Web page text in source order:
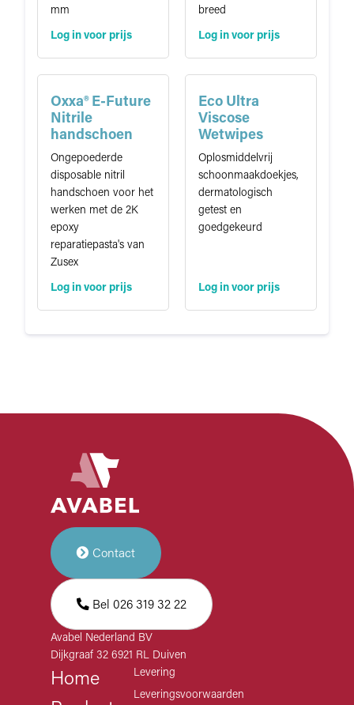
mm
Log in voor prijs
breed
Log in voor prijs
Oxxa® E-Future
Nitrile
handschoen
Ongepoederde
disposable nitril
handschoen voor het
werken met de 2K
epoxy
reparatiepasta's van
Zusex
Log in voor prijs
Eco Ultra
Viscose
Wetwipes
Oplosmiddelvrij
schoonmaakdoekjes,
dermatologisch
getest en
goedgekeurd
Log in voor prijs
Contact
Bel 026 319 32 22
Avabel Nederland BV
Dijkgraaf 32 6921 RL Duiven
Home
Levering
Leveringsvoorwaarden